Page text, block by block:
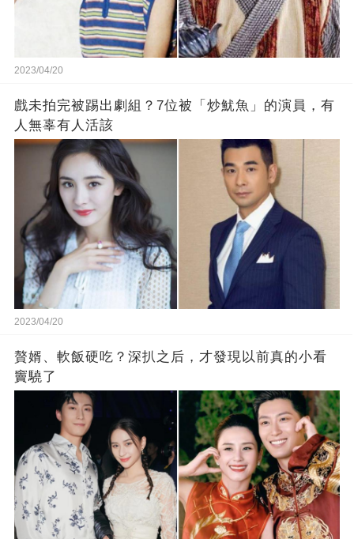
2023/04/20
戲未拍完被踢出劇組？7位被「炒魷魚」的演員，有
人無辜有人活該
2023/04/20
贅婿、軟飯硬吃？深扒之后，才發現以前真的小看
竇驍了